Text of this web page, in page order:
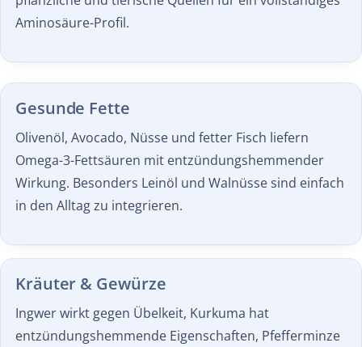
Aminosäure-Profil.
Gesunde Fette
Olivenöl, Avocado, Nüsse und fetter Fisch liefern
Omega-3-Fettsäuren mit entzündungshemmender
Wirkung. Besonders Leinöl und Walnüsse sind einfach
in den Alltag zu integrieren.
Kräuter & Gewürze
Ingwer wirkt gegen Übelkeit, Kurkuma hat
entzündungshemmende Eigenschaften, Pfefferminze